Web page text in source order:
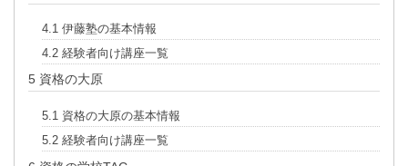
4.1 伊藤塾の基本情報
4.2 経験者向け講座一覧
5 資格の大原
5.1 資格の大原の基本情報
5.2 経験者向け講座一覧